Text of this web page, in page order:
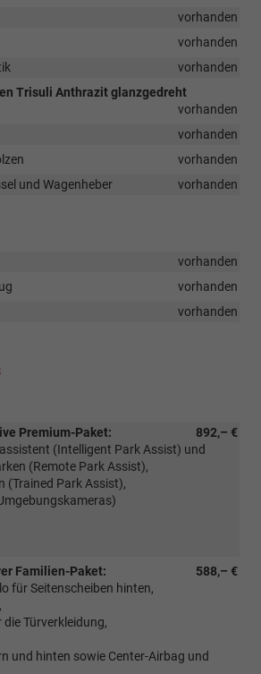
vorhanden
vorhanden
vorhanden
Trisuli Anthrazit glanzgedreht
vorhanden
vorhanden
vorhanden
und Wagenheber
vorhanden
vorhanden
vorhanden
vorhanden
892,– €
Premium-Paket:
(Intelligent Park Assist) und
(Remote Park Assist),
(Trained Park Assist),
588,– €
Familien-Paket:
für Seitenscheiben hinten,
Türverkleidung,
und hinten sowie Center-Airbag und